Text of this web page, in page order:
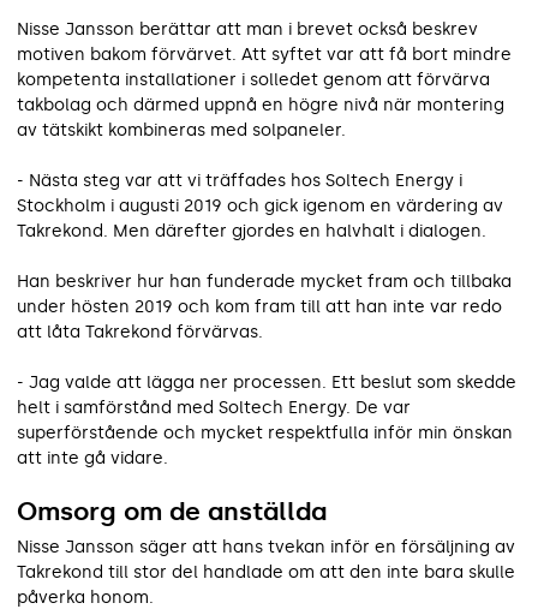
Nisse Jansson berättar att man i brevet också beskrev
motiven bakom förvärvet. Att syftet var att få bort mindre
kompetenta installationer i solledet genom att förvärva
takbolag och därmed uppnå en högre nivå när montering
av tätskikt kombineras med solpaneler.
- Nästa steg var att vi träffades hos Soltech Energy i
Stockholm i augusti 2019 och gick igenom en värdering av
Takrekond. Men därefter gjordes en halvhalt i dialogen.
Han beskriver hur han funderade mycket fram och tillbaka
under hösten 2019 och kom fram till att han inte var redo
att låta Takrekond förvärvas.
- Jag valde att lägga ner processen. Ett beslut som skedde
helt i samförstånd med Soltech Energy. De var
superförstående och mycket respektfulla inför min önskan
att inte gå vidare.
Omsorg om de anställda
Nisse Jansson säger att hans tvekan inför en försäljning av
Takrekond till stor del handlade om att den inte bara skulle
påverka honom.